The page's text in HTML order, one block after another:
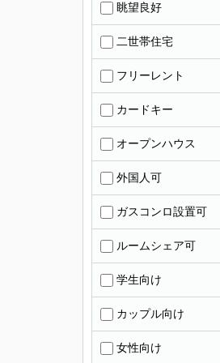
眺望良好
二世帯住宅
フリーレント
カードキー
オープンハウス
外国人可
ガスコンロ設置可
ルームシェア可
学生向け
カップル向け
女性向け